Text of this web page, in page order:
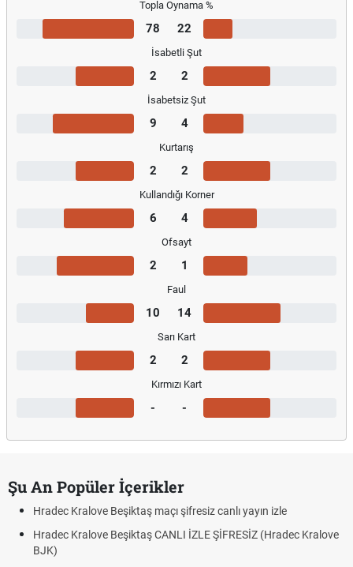
Topla Oynama %
78 22
İsabetli Şut
2 2
İsabetsiz Şut
9 4
Kurtarış
2 2
Kullandığı Korner
6 4
Ofsayt
2 1
Faul
10 14
Sarı Kart
2 2
Kırmızı Kart
- -
Şu An Popüler İçerikler
Hradec Kralove Beşiktaş maçı şifresiz canlı yayın izle
Hradec Kralove Beşiktaş CANLI İZLE ŞİFRESİZ (Hradec Kralove
BJK)